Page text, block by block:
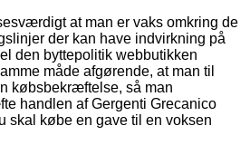
at man er vaks omkring de
der kan have indvirkning på
den byttepolitik webbutikken
måde afgørende, at man til
købsbekræftelse, så man
handlen af Gergenti Grecanico
skal købe en gave til en voksen